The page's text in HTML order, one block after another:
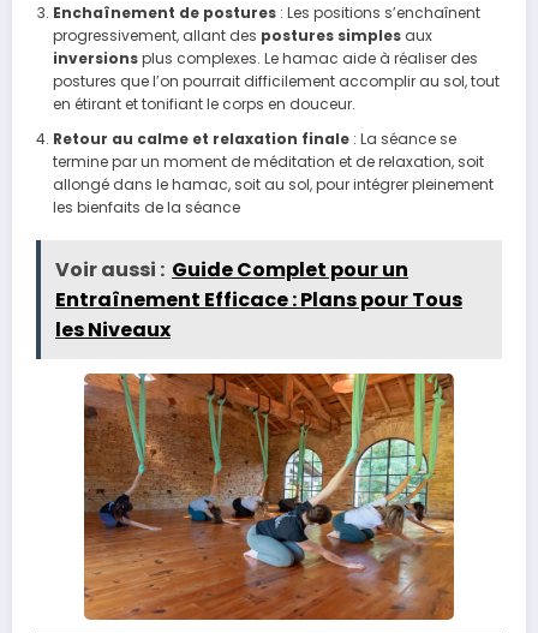
Enchaînement de postures: Les positions s’enchaînent
progressivement, allant des postures simplesaux
inversionsplus complexes. Le hamac aide à réaliser des
postures que l’on pourrait difficilement accomplir au sol, tout
en étirant et tonifiant le corps en douceur.
Retour au calme et relaxation finale: La séance se
termine par un moment de méditation et de relaxation, soit
allongé dans le hamac, soit au sol, pour intégrer pleinement
les bienfaits de la séance
Voir aussi : Guide Complet pour un
Entraînement Efficace : Plans pour Tous
les Niveaux